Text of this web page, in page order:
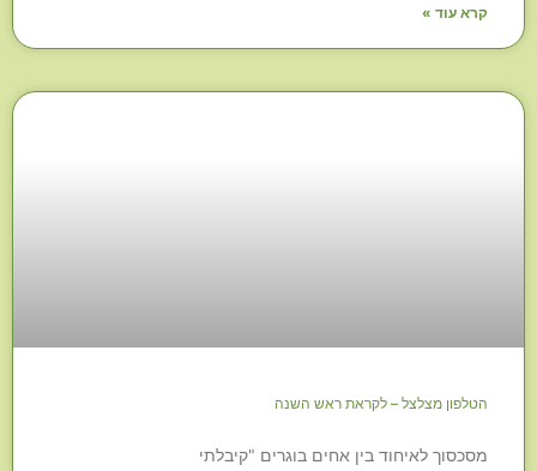
קרא עוד »
הטלפון מצלצל – לקראת ראש השנה
מסכסוך לאיחוד בין אחים בוגרים "קיבלתי